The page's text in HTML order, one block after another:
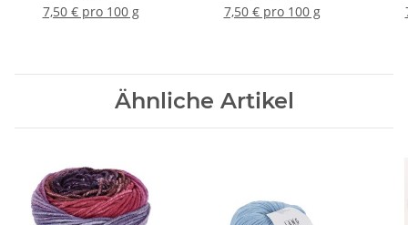
7,50 € pro 100 g
7,50 € pro 100 g
Ähnliche Artikel